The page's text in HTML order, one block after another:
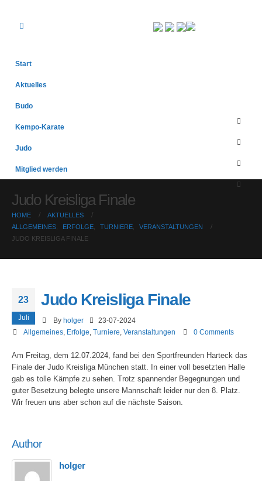
Start
Aktuelles
Budo
Kempo-Karate
Judo
Mitglied werden
Judo Kreisliga Finale
HOME
AKTUELLES
ALLGEMEINES
ERFOLGE TURNIERE
VERANSTALTUNGEN
JUDO KREISLIGA FINALE
23
Juli
Judo Kreisliga Finale
By holger
23-07-2024
Allgemeines, Erfolge Turniere Veranstaltungen 0 Comments
Am Freitag, dem 12.07.2024, fand bei den Sportfreunden Harteck das
Finale der Judo Kreisliga München statt. In einer voll besetzten Halle
gab es tolle Kämpfe zu sehen. Trotz spannender Begegnungen und
guter Besetzung belegte unsere Mannschaft leider nur den 8. Platz.
Wir freuen uns aber schon auf die nächste Saison.
Author
holger